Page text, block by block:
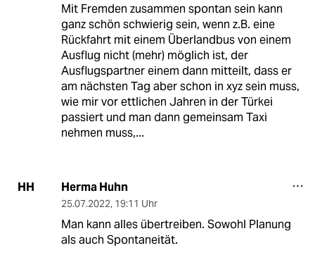
Mit Fremden zusammen spontan sein kann
ganz schön schwierig sein, wenn z.B. eine
Rückfahrt mit einem Überlandbus von einem
Ausflug nicht (mehr) möglich ist, der
Ausflugspartner einem dann mitteilt, dass er
am nächsten Tag aber schon in xyz sein muss,
wie mir vor ettlichen Jahren in der Türkei
passiert und man dann gemeinsam Taxi
nehmen muss,...
HH Herma Huhn
25.07.2022, 19:11 Uhr
Man kann alles übertreiben. Sowohl Planung
als auch Spontaneität.